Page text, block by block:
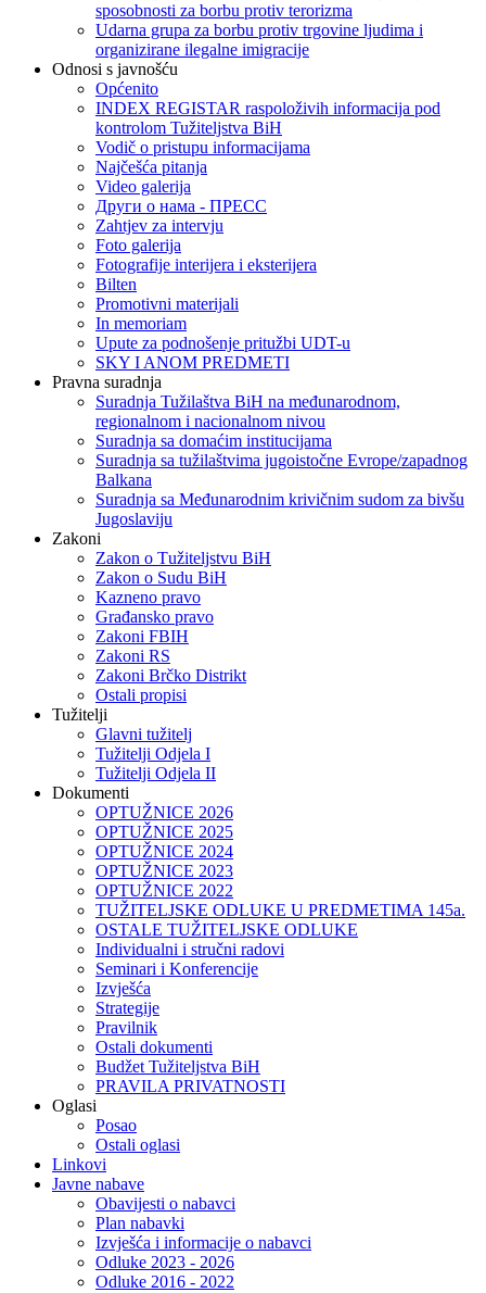
sposobnosti za borbu protiv terorizma
Udarna grupa za borbu protiv trgovine ljudima i
organizirane ilegalne imigracije
Odnosi s javnošću
Općenito
INDEX REGISTAR raspoloživih informacija pod
kontrolom Tužiteljstva BiH
Vodič o pristupu informacijama
Najčešća pitanja
Video galerija
Други о нама - ПРЕСC
Zahtjev za intervju
Foto galerija
Fotografije interijera i eksterijera
Bilten
Promotivni materijali
In memoriam
Upute za podnošenje pritužbi UDT-u
SKY I ANOM PREDMETI
Pravna suradnja
Suradnja Tužilaštva BiH na međunarodnom,
regionalnom i nacionalnom nivou
Suradnja sa domaćim institucijama
Suradnja sa tužilaštvima jugoistočne Evrope/zapadnog
Balkana
Suradnja sa Međunarodnim krivičnim sudom za bivšu
Jugoslaviju
Zakoni
Zakon o Тužiteljstvu BiH
Zakon o Sudu BiH
Kazneno pravo
Građansko pravo
Zakoni FBIH
Zakoni RS
Zakoni Brčko Distrikt
Ostali propisi
Tužitelji
Glavni tužitelj
Tužitelji Odjela I
Tužitelji Odjela II
Dokumenti
OPTUŽNICE 2026
OPTUŽNICE 2025
OPTUŽNICE 2024
OPTUŽNICE 2023
OPTUŽNICE 2022
TUŽITELJSKE ODLUKE U PREDMETIMA 145a.
OSTALE TUŽITELJSKE ODLUKE
Individualni i stručni radovi
Seminari i Konferencije
Izvješća
Strategije
Pravilnik
Ostali dokumenti
Budžet Tužiteljstva BiH
PRAVILA PRIVATNOSTI
Oglasi
Posao
Ostali oglasi
Linkovi
Javne nabave
Obavijesti o nabavci
Plan nabavki
Izvješća i informacije o nabavci
Odluke 2023 - 2026
Odluke 2016 - 2022